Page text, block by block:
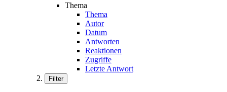
Thema
Thema
Autor
Datum
Antworten
Reaktionen
Zugriffe
Letzte Antwort
Filter